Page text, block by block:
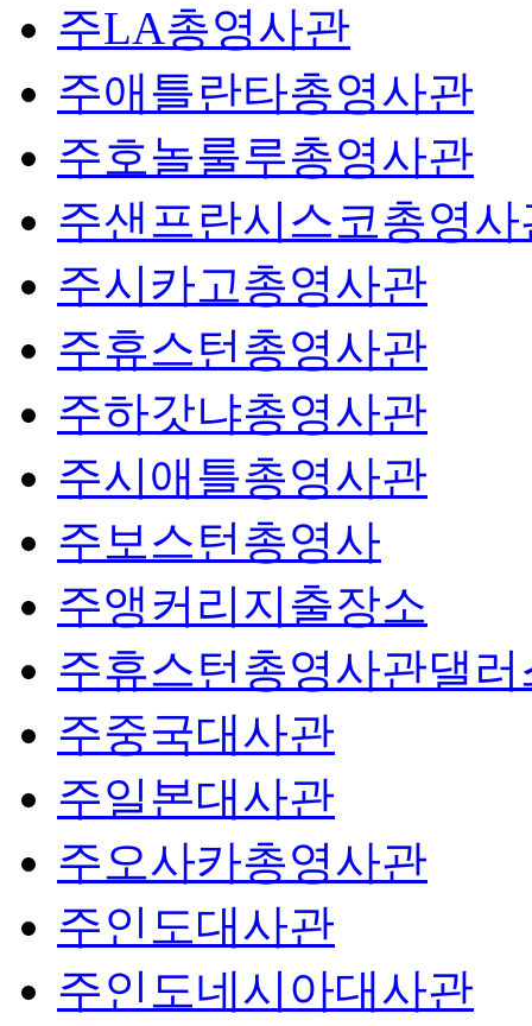
주LA총영사관
주애틀란타총영사관
주호놀룰루총영사관
주샌프란시스코총영사
주시카고총영사관
주휴스턴총영사관
주하갓냐총영사관
주시애틀총영사관
주보스턴총영사
주앵커리지출장소
주휴스턴총영사관댈
주중국대사관
주일본대사관
주오사카총영사관
주인도대사관
주인도네시아대사관